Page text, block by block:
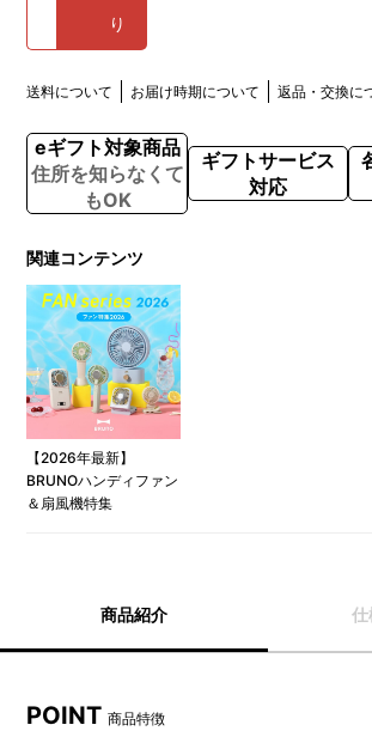
り
送料について お届け時期について 返品・交換に
eギフト対象商品
住所を知らなくて
もOK
ギフトサービス
対応
関連コンテンツ
【2026年最新】
BRUNOハンディファン
＆扇風機特集
商品紹介 仕
POINT商品特徴